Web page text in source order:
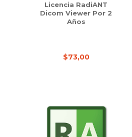
Licencia RadiANT
Dicom Viewer Por 2
Años
$73,00